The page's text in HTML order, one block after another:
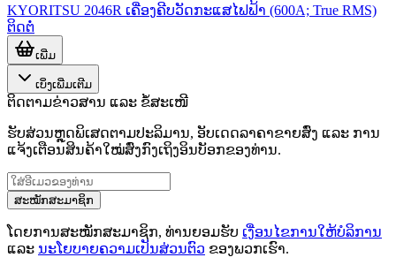
KYORITSU 2046R ເຄື່ອງຄີບວັດກະແສໄຟຟ້າ (600A; True RMS)
ຕິດຕໍ່
ເພີ່ມ
ເບິ່ງເພີ່ມເຕີມ
ຕິດຕາມຂ່າວສານ ແລະ ຂໍ້ສະເໜີ
ຮັບສ່ວນຫຼຸດພິເສດຕາມປະລິມານ, ອັບເດດລາຄາຂາຍສົ່ງ ແລະ ການ
ແຈ້ງເຕືອນສິນຄ້າໃໝ່ສົ່ງກົງເຖິງອິນບັອກຂອງທ່ານ.
ສະໝັກສະມາຊິກ
ໂດຍການສະໝັກສະມາຊິກ, ທ່ານຍອມຮັບ ເງື່ອນໄຂການໃຫ້ບໍລິການ
ແລະ ນະໂຍບາຍຄວາມເປັນສ່ວນຕົວ ຂອງພວກເຮົາ.